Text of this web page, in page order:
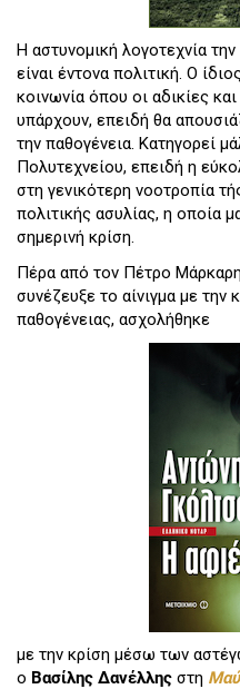
Η αστυνομική λογοτεχνία
είναι έντονα πολιτική. Ο
κοινωνία όπου οι αδικίες
υπάρχουν, επειδή θα
την παθογένεια. Κατηγορεί
Πολυτεχνείου, επειδή η
στη γενικότερη νοοτροπία
πολιτικής ασυλίας, η οποία
σημερινή κρίση.
Πέρα από τον Πέτρο
συνέζευξε το αίνιγμα με την
παθογένειας, ασχολήθηκε
με την κρίση μέσω των
ο Βασίλης Δανέλλης στη